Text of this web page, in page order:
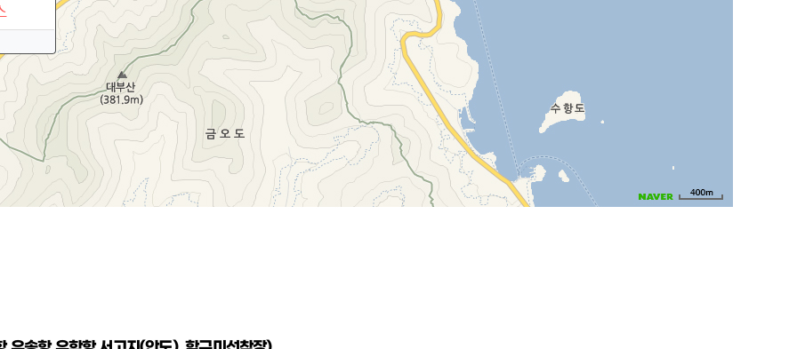
유송항,우학항,서고지(안도), 함구미선착장)